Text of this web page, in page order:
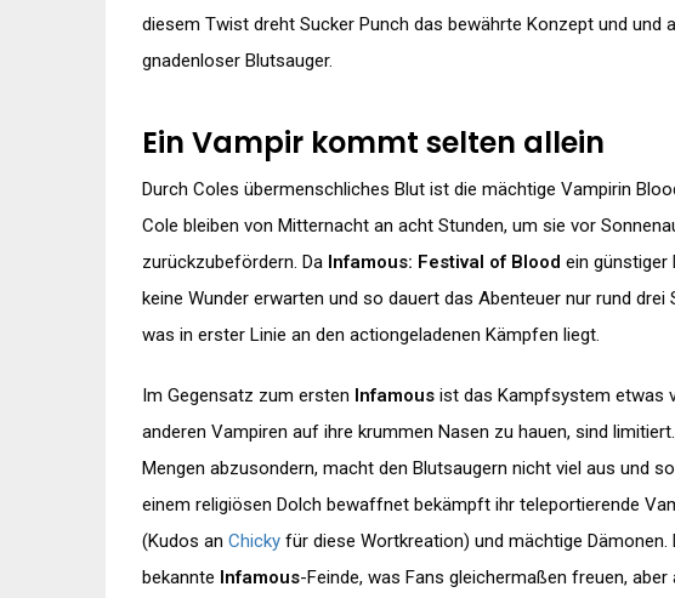
diesem Twist dreht Sucker Punch das bewährte Konzept und und
gnadenloser Blutsauger.
Ein Vampir kommt selten allein
Durch Coles übermenschliches Blut ist die mächtige Vampirin
Cole bleiben von Mitternacht an acht Stunden, um sie vor
zurückzubefördern. Da Infamous: Festival of Blood ein günstiger
keine Wunder erwarten und so dauert das Abenteuer nur rund drei
was in erster Linie an den actiongeladenen Kämpfen liegt.
Im Gegensatz zum ersten Infamous ist das Kampfsystem etwas
anderen Vampiren auf ihre krummen Nasen zu hauen, sind
Mengen abzusondern, macht den Blutsaugern nicht viel aus und
einem religiösen Dolch bewaffnet bekämpft ihr teleportierende
(Kudos an Chicky für diese Wortkreation) und mächtige Dämonen.
bekannte Infamous-Feinde, was Fans gleichermaßen freuen,